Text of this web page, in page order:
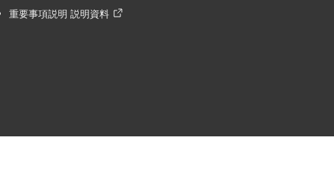
重要事項説明 説明資料